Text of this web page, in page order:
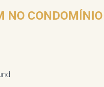
NO CONDOMÍNIO